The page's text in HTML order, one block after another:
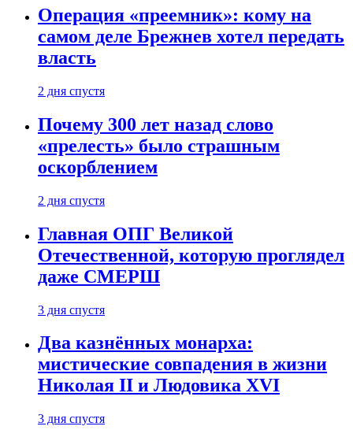
Операция «преемник»: кому на
самом деле Брежнев хотел передать
власть
2 дня спустя
Почему 300 лет назад слово
«прелесть» было страшным
оскорблением
2 дня спустя
Главная ОПГ Великой
Отечественной, которую проглядел
даже СМЕРШ
3 дня спустя
Два казнённых монарха:
мистические совпадения в жизни
Николая II и Людовика XVI
3 дня спустя